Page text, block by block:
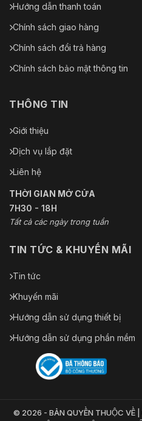
Hướng dẫn thanh toán
Chính sách giao hàng
Chính sách đổi trả hàng
Chính sách bảo mật thông tin
THÔNG TIN
Giới thiệu
Dịch vụ lắp đặt
Liên hệ
THỜI GIAN MỞ CỬA
7H30 - 18H
Tất cả các ngày trong tuần
TIN TỨC & KHUYẾN MÃI
Tin tức
Khuyến mãi
Hướng dẫn sử dụng thiết bị
Hướng dẫn sử dụng phần mềm
© 2026 - BẢN QUYỀN THUỘC VỀ